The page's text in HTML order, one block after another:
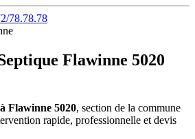
78.78.78
Flawinne 5020
Flawinne 5020, section de la commune
rapide, professionnelle et devis